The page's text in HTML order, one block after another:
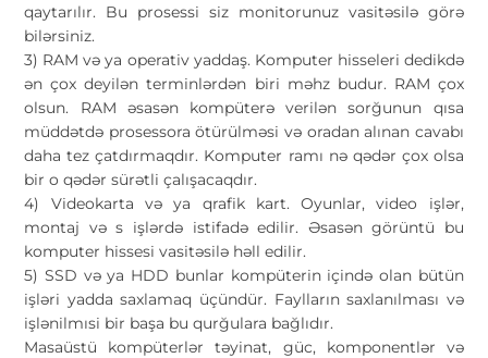
qaytarılır. Bu prosessi siz monitorunuz vasitəsilə görə
bilərsiniz.
3) RAM və ya operativ yaddaş. Komputer hisseleri dedikdə
ən çox deyilən terminlərdən biri məhz budur. RAM çox
olsun. RAM əsasən kompüterə verilən sorğunun qısa
müddətdə prosessora ötürülməsi və oradan alınan cavabı
daha tez çatdırmaqdır. Komputer ramı nə qədər çox olsa
bir o qədər sürətli çalışacaqdır.
4) Videokarta və ya qrafik kart. Oyunlar, video işlər,
montaj və s işlərdə istifadə edilir. Əsasən görüntü bu
komputer hissesi vasitəsilə həll edilir.
5) SSD və ya HDD bunlar kompüterin içində olan bütün
işləri yadda saxlamaq üçündür. Faylların saxlanılması və
işlənilmısi bir başa bu qurğulara bağlıdır.
Masaüstü kompüterlər təyinat, güc, komponentlər və